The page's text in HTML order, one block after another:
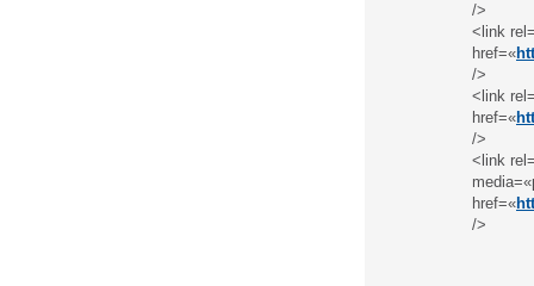
/>
<link
href=«
/>
<link
href=«
/>
<link
href=«
/>